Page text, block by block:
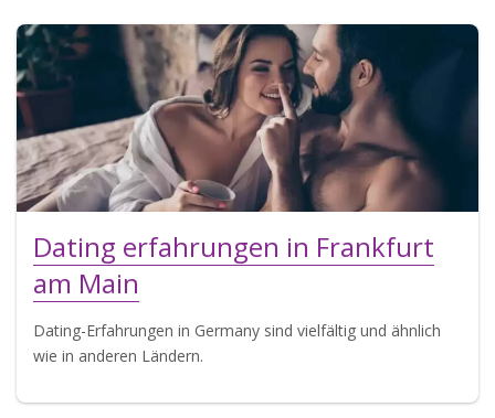
Dating erfahrungen in Frankfurt
am Main
Dating-Erfahrungen in Germany sind vielfältig und ähnlich
wie in anderen Ländern.